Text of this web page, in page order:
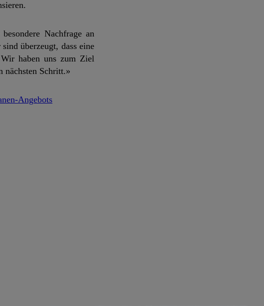
Nachfrage an
überzeugt, dass eine
haben uns zum Ziel
nächsten Schritt.»
Angebots